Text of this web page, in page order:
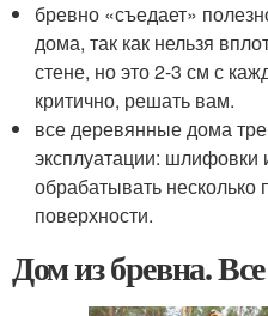
бревно «съедает»
дома, так как нельзя
стене, но это 2-3 см с
критично, решать вам.
все деревянные дома
эксплуатации:
обрабатывать несколько
поверхности.
Дом из бревна.